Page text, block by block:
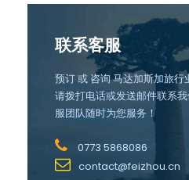
联系客服
预订 或 咨询 马达加斯加旅
请拨打电话或发送邮件联系
服团队随时为您服务！
0773 5868086
contact@feizhou.cn